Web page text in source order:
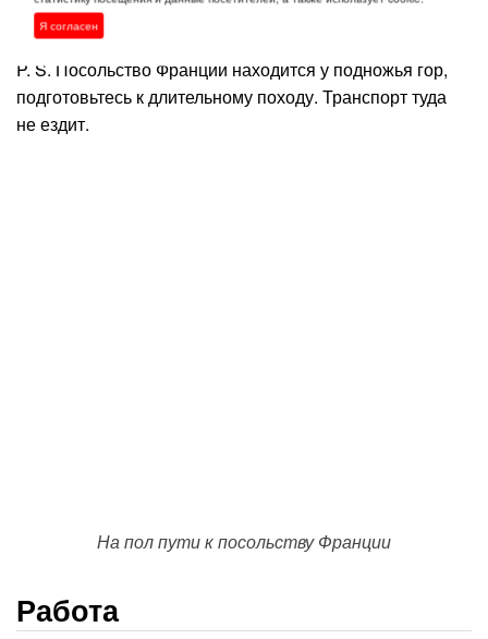
документы можно только из своей страны.
P. S. Посольство Франции находится у подножья гор,
подготовьтесь к длительному походу. Транспорт туда
не ездит.
На пол пути к посольству Франции
Работа
Я согласен